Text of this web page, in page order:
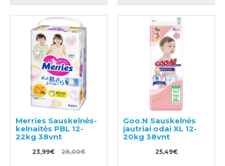
Merries Sauskelnės-
kelnaitės PBL 12-
22kg 38vnt
23,99€ 28,00€
Goo.N Sauskelnės
jautriai odai XL 12-
20kg 38vnt
25,49€